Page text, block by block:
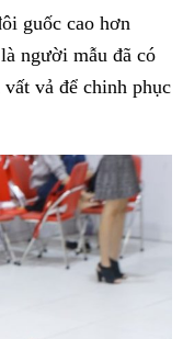
guốc cao hơn
người mẫu đã có
vả để chinh phục